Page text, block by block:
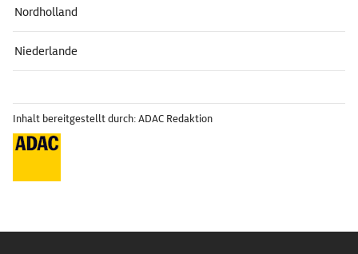
Nordholland
Niederlande
Inhalt bereitgestellt durch: ADAC Redaktion